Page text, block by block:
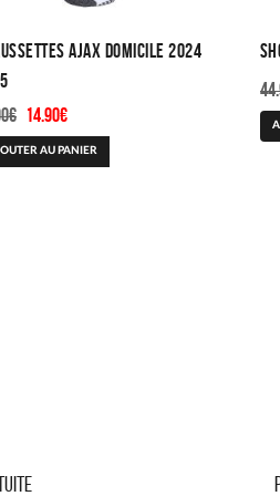
Ajax Domicile 2024
€ Le
prix
initial
14.90€Le
prix
actuel
AU PANIER